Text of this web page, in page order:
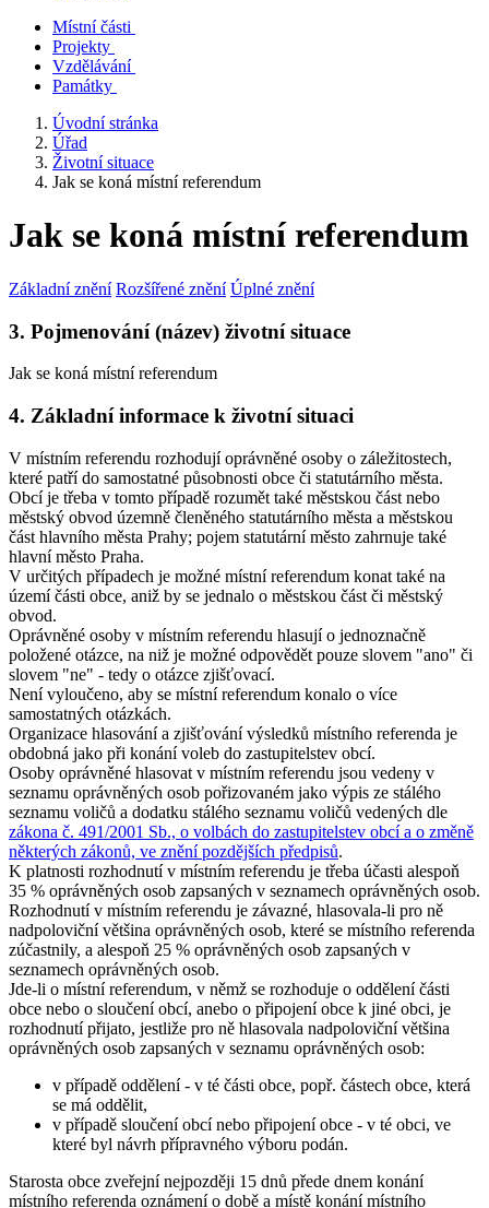
Místní části
Projekty
Vzdělávání
Památky
Úvodní stránka
Úřad
Životní situace
Jak se koná místní referendum
Jak se koná místní referendum
Základní znění Rozšířené znění Úplné znění
3. Pojmenování (název) životní situace
Jak se koná místní referendum
4. Základní informace k životní situaci
V místním referendu rozhodují oprávněné osoby o záležitostech,
které patří do samostatné působnosti obce či statutárního města.
Obcí je třeba v tomto případě rozumět také městskou část nebo
městský obvod územně členěného statutárního města a městskou
část hlavního města Prahy; pojem statutární město zahrnuje také
hlavní město Praha.
V určitých případech je možné místní referendum konat také na
území části obce, aniž by se jednalo o městskou část či městský
obvod.
Oprávněné osoby v místním referendu hlasují o jednoznačně
položené otázce, na niž je možné odpovědět pouze slovem "ano" či
slovem "ne" - tedy o otázce zjišťovací.
Není vyloučeno, aby se místní referendum konalo o více
samostatných otázkách.
Organizace hlasování a zjišťování výsledků místního referenda je
obdobná jako při konání voleb do zastupitelstev obcí.
Osoby oprávněné hlasovat v místním referendu jsou vedeny v
seznamu oprávněných osob pořizovaném jako výpis ze stálého
seznamu voličů a dodatku stálého seznamu voličů vedených dle
zákona č. 491/2001 Sb., o volbách do zastupitelstev obcí a o změně
některých zákonů, ve znění pozdějších předpisů.
K platnosti rozhodnutí v místním referendu je třeba účasti alespoň
35 % oprávněných osob zapsaných v seznamech oprávněných osob.
Rozhodnutí v místním referendu je závazné, hlasovala-li pro ně
nadpoloviční většina oprávněných osob, které se místního referenda
zúčastnily, a alespoň 25 % oprávněných osob zapsaných v
seznamech oprávněných osob.
Jde-li o místní referendum, v němž se rozhoduje o oddělení části
obce nebo o sloučení obcí, anebo o připojení obce k jiné obci, je
rozhodnutí přijato, jestliže pro ně hlasovala nadpoloviční většina
oprávněných osob zapsaných v seznamu oprávněných osob:
v případě oddělení - v té části obce, popř. částech obce, která
se má oddělit,
v případě sloučení obcí nebo připojení obce - v té obci, ve
které byl návrh přípravného výboru podán.
Starosta obce zveřejní nejpozději 15 dnů přede dnem konání
místního referenda oznámení o době a místě konání místního